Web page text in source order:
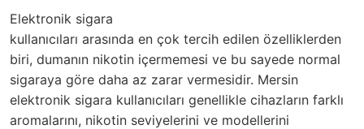
Elektronik sigara
kullanıcıları arasında en çok tercih edilen özelliklerden
biri, dumanın nikotin içermemesi ve bu sayede normal
sigaraya göre daha az zarar vermesidir. Mersin
elektronik sigara kullanıcıları genellikle cihazların farklı
aromalarını, nikotin seviyelerini ve modellerini